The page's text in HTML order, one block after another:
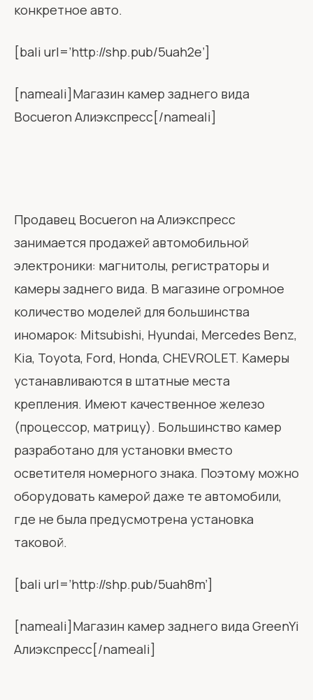
конкретное авто.
[bali url=’http://shp.pub/5uah2e’]
[nameali]Магазин камер заднего вида
Bocueron Алиэкспресс[/nameali]
Продавец Bocueron на Алиэкспресс
занимается продажей автомобильной
электроники: магнитолы, регистраторы и
камеры заднего вида. В магазине огромное
количество моделей для большинства
иномарок: Mitsubishi, Hyundai, Mercedes Benz,
Kia, Toyota, Ford, Honda, CHEVROLET. Камеры
устанавливаются в штатные места
крепления. Имеют качественное железо
(процессор, матрицу). Большинство камер
разработано для установки вместо
осветителя номерного знака. Поэтому можно
оборудовать камерой даже те автомобили,
где не была предусмотрена установка
таковой.
[bali url=’http://shp.pub/5uah8m’]
[nameali]Магазин камер заднего вида GreenYi
Алиэкспресс[/nameali]